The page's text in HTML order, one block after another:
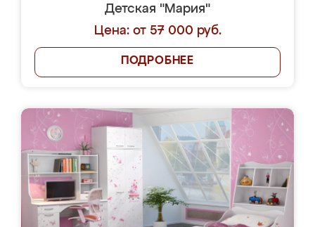
Детская "Мария"
Цена: от 57 000 руб.
ПОДРОБНЕЕ